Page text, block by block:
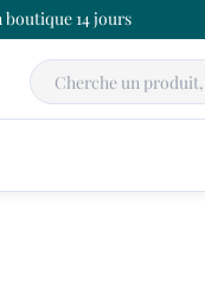
boutique 14 jours